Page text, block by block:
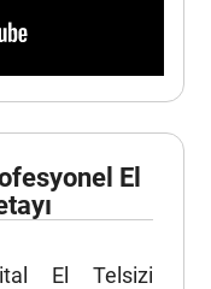
El
El Telsizi